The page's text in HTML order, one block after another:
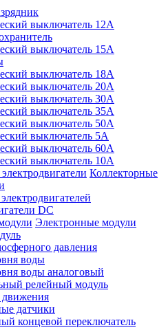
выключатель 12А
выключатель 15А
выключатель 18А
выключатель 20А
выключатель 30А
выключатель 35А
выключатель 50А
выключатель 5А
выключатель 60А
выключатель 10А
Коллекторные
DC
Электронные модули
давления
воды
воды аналоговый
релейный модуль
датчики
концевой переключатель